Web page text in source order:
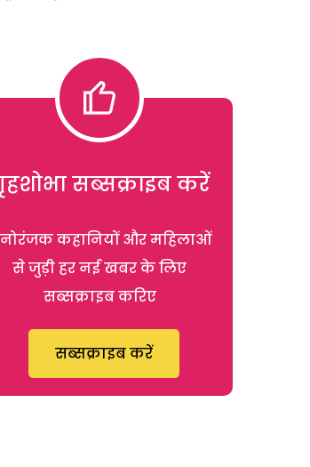
सब्सक्राइब करें
कहानियों और महिलाओं
से जुड़ी हर नई खबर के लिए
सब्सक्राइब करिए
सब्सक्राइब करें